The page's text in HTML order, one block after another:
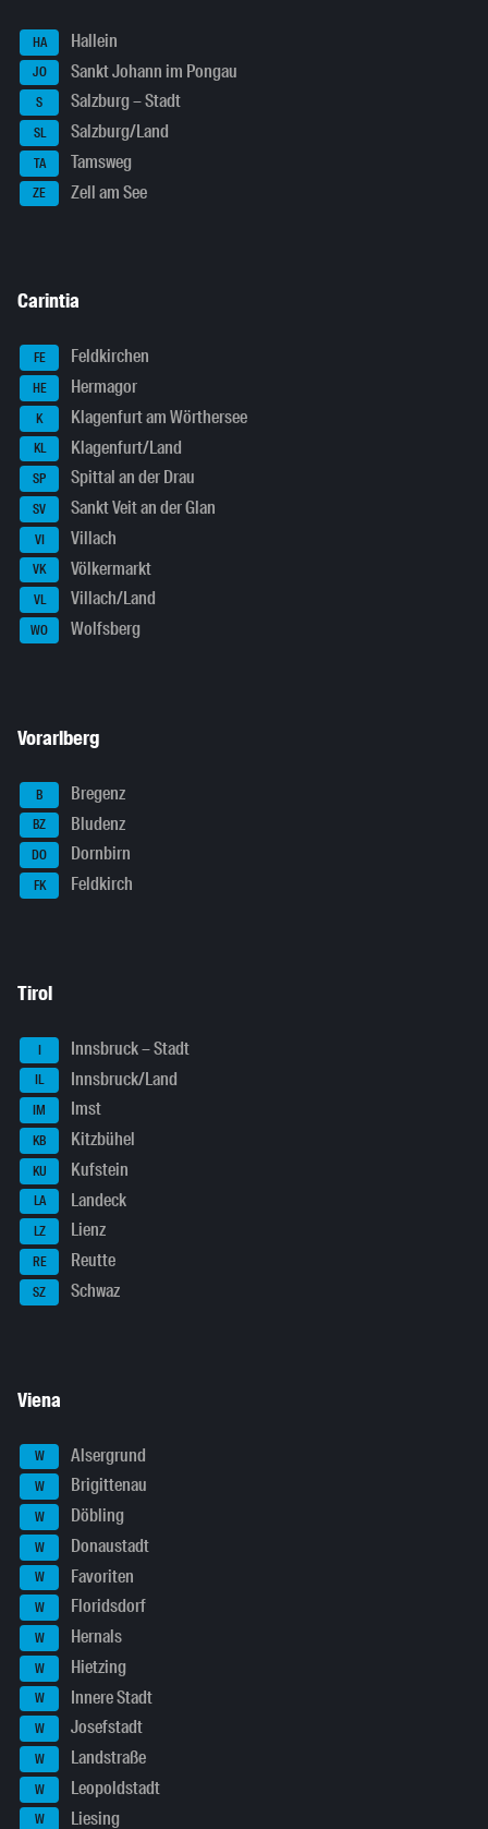
HA Hallein
JO Sankt Johann im Pongau
S Salzburg – Stadt
SL Salzburg/Land
TA Tamsweg
ZE Zell am See
Carintia
FE Feldkirchen
HE Hermagor
K Klagenfurt am Wörthersee
KL Klagenfurt/Land
SP Spittal an der Drau
SV Sankt Veit an der Glan
VI Villach
VK Völkermarkt
VL Villach/Land
WO Wolfsberg
Vorarlberg
B Bregenz
BZ Bludenz
DO Dornbirn
FK Feldkirch
Tirol
I Innsbruck – Stadt
IL Innsbruck/Land
IM Imst
KB Kitzbühel
KU Kufstein
LA Landeck
LZ Lienz
RE Reutte
SZ Schwaz
Viena
W Alsergrund
W Brigittenau
W Döbling
W Donaustadt
W Favoriten
W Floridsdorf
W Hernals
W Hietzing
W Innere Stadt
W Josefstadt
W Landstraße
W Leopoldstadt
W Liesing